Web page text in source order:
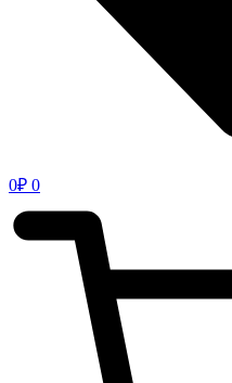
0₽ 0